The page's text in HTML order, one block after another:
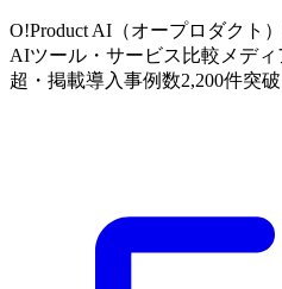
O!Product AI（オープロダクト
AIツール・サービス比較メデ
超・掲載導入事例数2,200件突破